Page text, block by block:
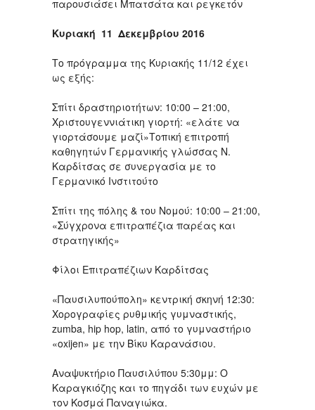
παρουσιάσει Μπατσάτα και ρεγκετόν
Κυριακή 11 Δεκεμβρίου 2016
Το πρόγραμμα της Κυριακής 11/12 έχει
ως εξής:
Σπίτι δραστηριοτήτων: 10:00 – 21:00,
Χριστουγεννιάτικη γιορτή: «ελάτε να
γιορτάσουμε μαζί»Τοπική επιτροπή
καθηγητών Γερμανικής γλώσσας Ν.
Καρδίτσας σε συνεργασία με το
Γερμανικό Ινστιτούτο
Σπίτι της πόλης & του Νομού: 10:00 – 21:00,
«Σύγχρονα επιτραπέζια παρέας και
στρατηγικής»
Φίλοι Επιτραπέζιων Καρδίτσας
«Παυσιλυπούπολη» κεντρική σκηνή 12:30:
Xορογραφίες ρυθμικής γυμναστικής,
zumba, hip hop, latin, από το γυμναστήριο
«οxijen» με την Βίκυ Καρανάσιου.
Αναψυκτήριο Παυσιλύπου 5:30μμ: Ο
Καραγκιόζης και το πηγάδι των ευχών με
τον Κοσμά Παναγιώκα.